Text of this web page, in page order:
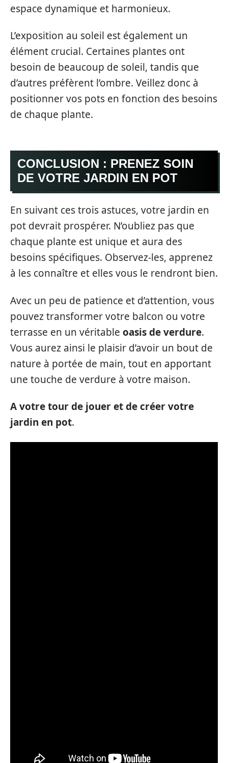
espace dynamique et harmonieux.
L’exposition au soleil est également un
élément crucial. Certaines plantes ont
besoin de beaucoup de soleil, tandis que
d’autres préfèrent l’ombre. Veillez donc à
positionner vos pots en fonction des besoins
de chaque plante.
CONCLUSION : PRENEZ SOIN
DE VOTRE JARDIN EN POT
En suivant ces trois astuces, votre jardin en
pot devrait prospérer. N’oubliez pas que
chaque plante est unique et aura des
besoins spécifiques. Observez-les, apprenez
à les connaître et elles vous le rendront bien.
Avec un peu de patience et d’attention, vous
pouvez transformer votre balcon ou votre
terrasse en un véritable oasis de verdure.
Vous aurez ainsi le plaisir d’avoir un bout de
nature à portée de main, tout en apportant
une touche de verdure à votre maison.
A votre tour de jouer et de créer votre
jardin en pot.